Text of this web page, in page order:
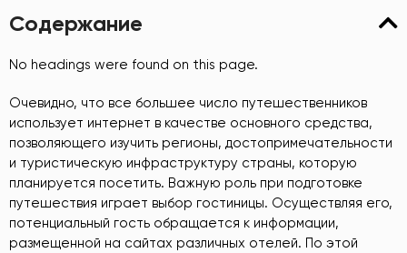
Содержание
No headings were found on this page.
Очевидно, что все большее число путешественников
использует интернет в качестве основного средства,
позволяющего изучить регионы, достопримечательности
и туристическую инфраструктуру страны, которую
планируется посетить. Важную роль при подготовке
путешествия играет выбор гостиницы. Осуществляя его,
потенциальный гость обращается к информации,
размещенной на сайтах различных отелей. По этой